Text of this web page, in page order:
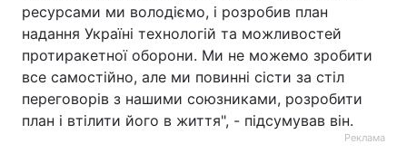
ресурсами ми володіємо, і розробив план
надання Україні технологій та можливостей
протиракетної оборони. Ми не можемо зробити
все самостійно, але ми повинні сісти за стіл
переговорів з нашими союзниками, розробити
план і втілити його в життя", - підсумував він.
Реклама